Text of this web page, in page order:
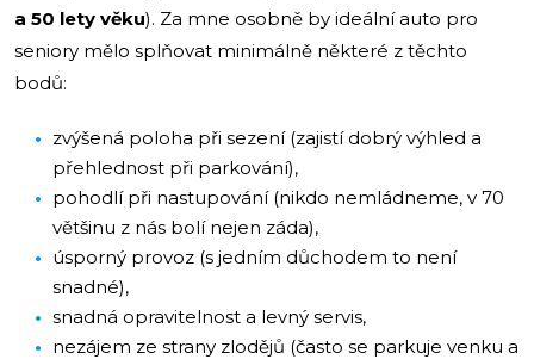
a 50 lety věku). Za mne osobně by ideální auto pro
seniory mělo splňovat minimálně některé z těchto
bodů:
zvýšená poloha při sezení (zajistí dobrý výhled a
přehlednost při parkování),
pohodlí při nastupování (nikdo nemládneme, v 70
většinu z nás bolí nejen záda),
úsporný provoz (s jedním důchodem to není
snadné),
snadná opravitelnost a levný servis,
nezájem ze strany zlodějů (často se parkuje venku a